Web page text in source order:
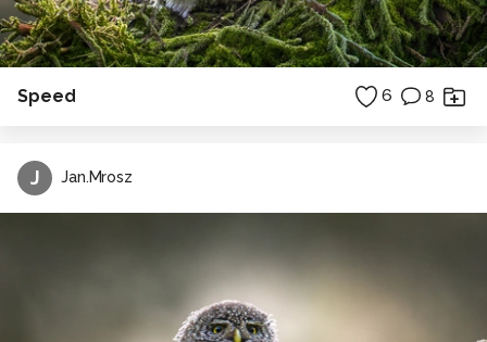
Speed 6 8
J Jan.Mrosz